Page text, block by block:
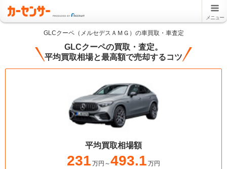
メニュー
GLCクーペ（メルセデスＡＭＧ）の車買取・車査定
GLCクーペの買取・査定。
平均買取相場と最高額で売却するコツ
平均買取相場額
231 万円～493.1 万円